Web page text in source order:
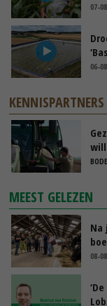
07-
06-
KENNISPARTNERS
MEEST GELEZEN
Na
08-